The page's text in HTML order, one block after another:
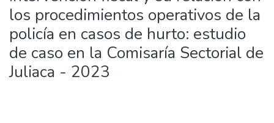
los procedimientos operativos de la
policía en casos de hurto: estudio
de caso en la Comisaría Sectorial de
Juliaca - 2023